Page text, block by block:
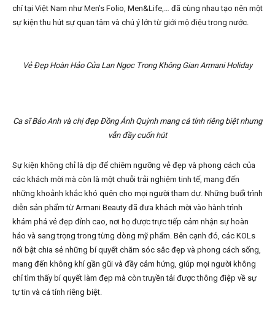
chí tại Việt Nam như Men’s Folio, Men&Life,… đã cùng nhau tạo nên một
sự kiện thu hút sự quan tâm và chú ý lớn từ giới mộ điệu trong nước.
Vẻ Đẹp Hoàn Hảo Của Lan Ngọc Trong Không Gian Armani Holiday
Ca sĩ Bảo Anh và chị đẹp Đồng Ánh Quỳnh mang cá tính riêng biệt nhưng
vẫn đầy cuốn hút
Sự kiện không chỉ là dịp để chiêm ngưỡng vẻ đẹp và phong cách của
các khách mời mà còn là một chuỗi trải nghiệm tinh tế, mang đến
những khoảnh khắc khó quên cho mọi người tham dự. Những buổi trình
diễn sản phẩm từ Armani Beauty đã đưa khách mời vào hành trình
khám phá vẻ đẹp đỉnh cao, nơi họ được trực tiếp cảm nhận sự hoàn
hảo và sang trọng trong từng dòng mỹ phẩm. Bên cạnh đó, các KOLs
nổi bật chia sẻ những bí quyết chăm sóc sắc đẹp và phong cách sống,
mang đến không khí gần gũi và đầy cảm hứng, giúp mọi người không
chỉ tìm thấy bí quyết làm đẹp mà còn truyền tải được thông điệp về sự
tự tin và cá tính riêng biệt.